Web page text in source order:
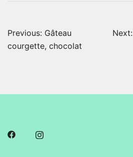
Navigation
de
Previous: Gâteau
courgette, chocolat
Next: